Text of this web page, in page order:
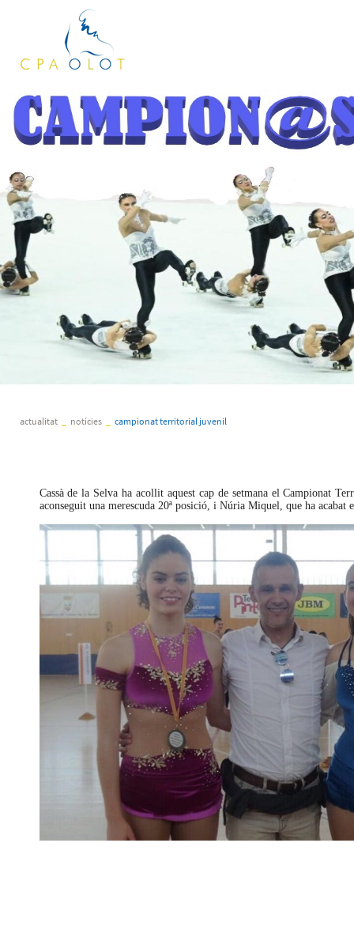
actualitat notícies campionat territorial juvenil
Cassà de la Selva ha acollit aquest cap de setmana el Campionat
aconseguit una merescuda 20ª posició, i Núria Miquel, que ha